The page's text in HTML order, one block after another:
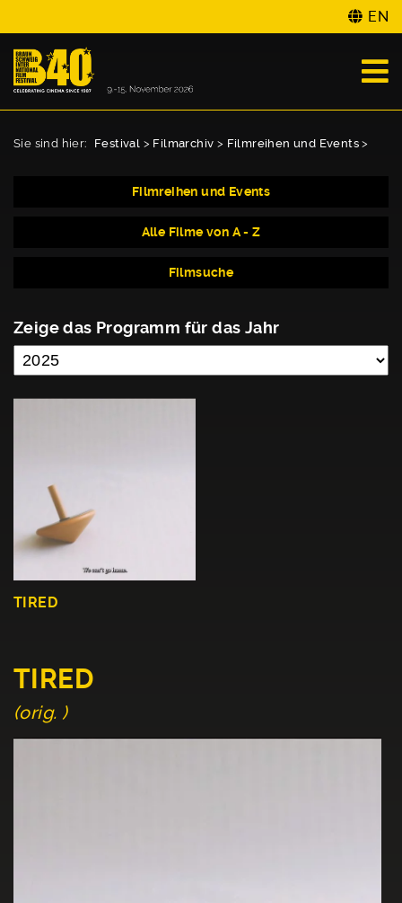
EN
Sie sind hier: Festival > Filmarchiv > Filmreihen und Events >
Filmreihen und Events
Alle Filme von A - Z
Filmsuche
Zeige das Programm für das Jahr
TIRED
TIRED
(orig. )